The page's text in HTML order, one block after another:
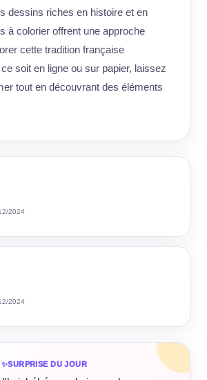
dessins riches en histoire et en
à colorier offrent une approche
cette tradition française
soit en ligne ou sur papier, laissez
tout en découvrant des éléments
2024
2024
✨SURPRISE DU JOUR